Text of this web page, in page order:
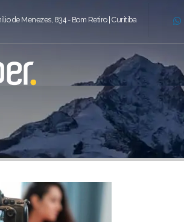
de Menezes, 834 - Bom Retiro | Curitiba